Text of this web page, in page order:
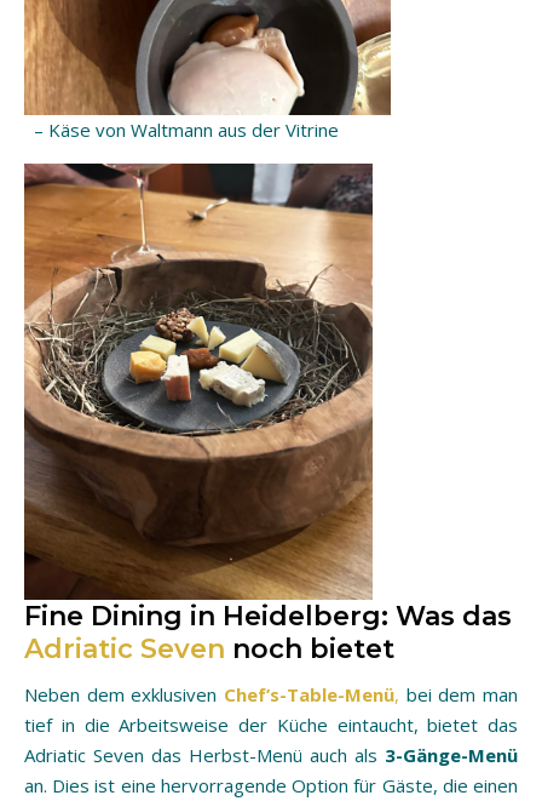
– Käse von Waltmann aus der Vitrine
Fine Dining in Heidelberg: Was das
Adriatic Seven noch bietet
Neben dem exklusiven Chef’s-Table-Menü, bei dem man
tief in die Arbeitsweise der Küche eintaucht, bietet das
Adriatic Seven das Herbst-Menü auch als 3-Gänge-Menü
an. Dies ist eine hervorragende Option für Gäste, die einen